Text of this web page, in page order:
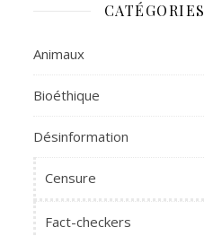
CATÉGORIES
Animaux
Bioéthique
Désinformation
Censure
Fact-checkers